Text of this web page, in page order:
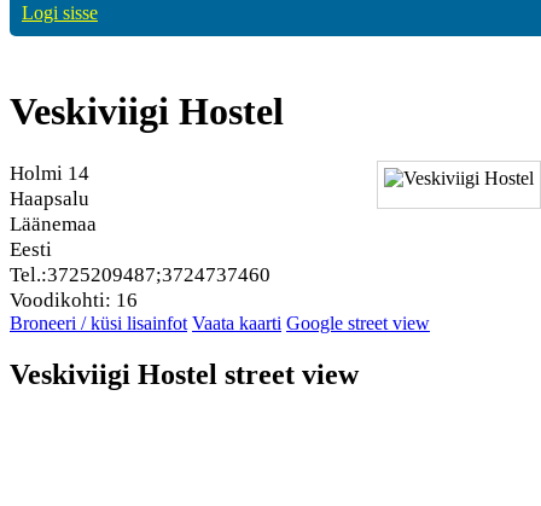
Logi sisse
Veskiviigi Hostel
Holmi 14
Haapsalu
Läänemaa
Eesti
Tel.:3725209487;3724737460
Voodikohti: 16
Broneeri / küsi lisainfot Vaata kaarti Google street view
Veskiviigi Hostel street view